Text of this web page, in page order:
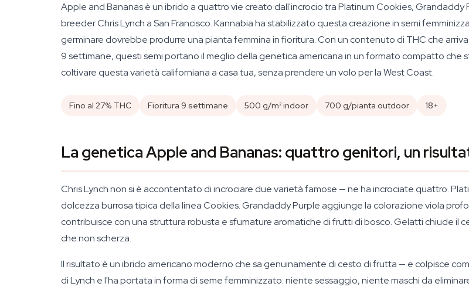
Apple and Bananas è un ibrido a quattro vie creato dall'incrocio tra Platinum Cookies,
breeder Chris Lynch a San Francisco. Kannabia ha stabilizzato questa creazione in semi
germinare dovrebbe produrre una pianta femmina in fioritura. Con un contenuto di THC che
9 settimane, questi semi portano il meglio della genetica americana in un formato compatto che
coltivare questa varietà californiana a casa tua, senza prendere un volo per la West Coast.
Fino al 27% THC Fioritura 9 settimane 500 g/m² indoor 700 g/pianta outdoor 18+
La genetica Apple and Bananas: quattro genitori, un
Chris Lynch non si è accontentato di incrociare due varietà famose — ne ha incrociate quattro.
dolcezza burrosa tipica della linea Cookies. Grandaddy Purple aggiunge la colorazione viola
contribuisce con una struttura robusta e sfumature aromatiche di frutti di bosco. Gelatti chiude il
che non scherza.
Il risultato è un ibrido americano moderno che sa genuinamente di cesto di frutta — e colpisce
di Lynch e l'ha portata in forma di seme femminizzato: niente sessaggio, niente maschi da